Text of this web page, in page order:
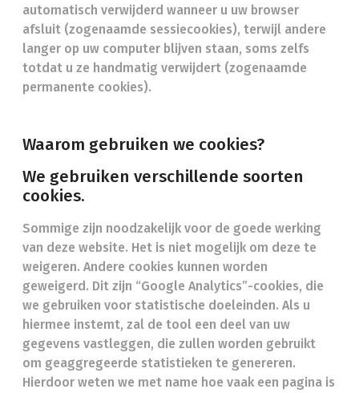
automatisch verwijderd wanneer u uw browser
afsluit (zogenaamde sessiecookies), terwijl andere
langer op uw computer blijven staan, soms zelfs
totdat u ze handmatig verwijdert (zogenaamde
permanente cookies).
Waarom gebruiken we cookies?
We gebruiken verschillende soorten
cookies.
Sommige zijn noodzakelijk voor de goede werking
van deze website. Het is niet mogelijk om deze te
weigeren. Andere cookies kunnen worden
geweigerd. Dit zijn “Google Analytics”-cookies, die
we gebruiken voor statistische doeleinden. Als u
hiermee instemt, zal de tool een deel van uw
gegevens vastleggen, die zullen worden gebruikt
om geaggregeerde statistieken te genereren.
Hierdoor weten we met name hoe vaak een pagina is